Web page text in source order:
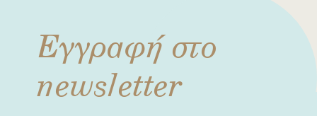
Εγγραφή στο
newsletter